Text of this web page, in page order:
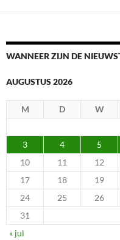
WANNEER ZIJN DE
AUGUSTUS 2026
M D W
3
4 5
10
11 12
17
18 19
24
25 26
31
« jul